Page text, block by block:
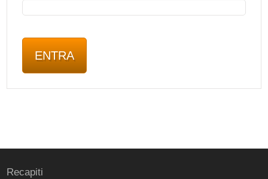
Recapiti